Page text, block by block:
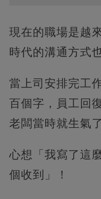
現在的職場是越
時代的溝通方式
當上司安排完工
百個字，員工回
老闆當時就生氣
心想「我寫了這
個收到」！